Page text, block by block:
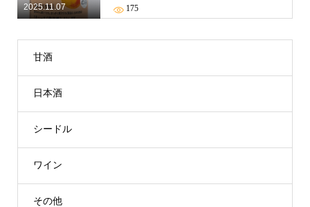
2025.11.07 175
甘酒
日本酒
シードル
ワイン
その他